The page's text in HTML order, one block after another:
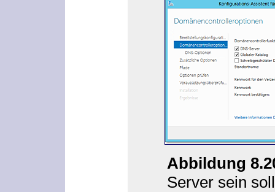
Abbildung
Server sein